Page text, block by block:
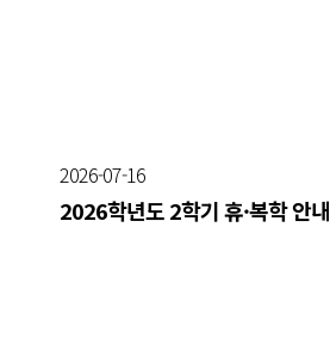
2026-07-16
2026학년도 2학기 휴·복학 안내